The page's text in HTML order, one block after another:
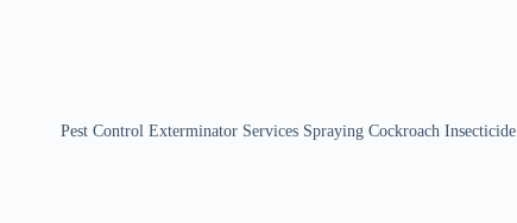
Pest Control Exterminator Services Spraying Cockroach Insecticide